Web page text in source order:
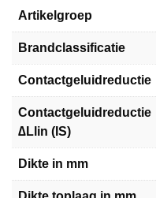
Artikelgroep
Brandclassificatie
Contactgeluidreductie
Contactgeluidreductie
∆Llin (IS)
Dikte in mm